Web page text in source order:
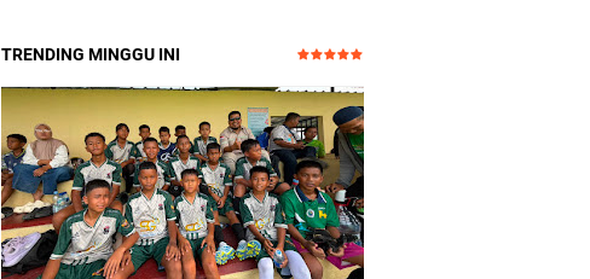
TRENDING MINGGU INI